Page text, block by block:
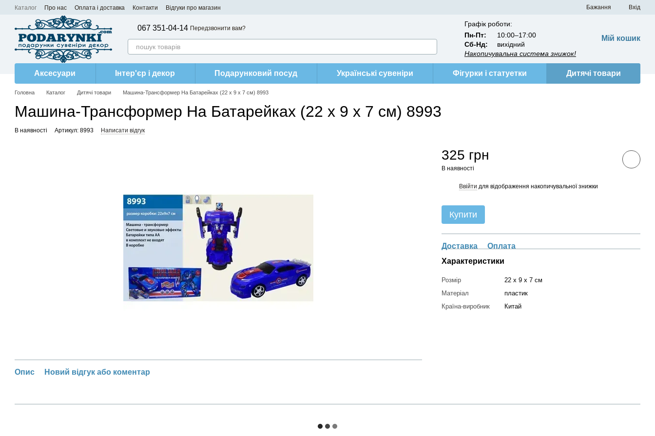
Перейти до основного контенту
Каталог Про нас Оплата і доставка Контакти Відгуки про магазин Бажання Вхід
067 351-04-14 Передзвонити вам?
Графік роботи:
Пн-Пт:
10:00–17:00
Сб-Нд:
вихідний
Накопичувальна система знижок!
Мій кошик
Аксесуари Інтер'єр і декор Подарунковий посуд Українські сувеніри Фігурки і статуетки Дитячі товари
Головна Каталог Дитячі товари Машина-Трансформер На Батарейках (22 x 9 x 7 см) 8993
Машина-Трансформер На Батарейках (22 x 9 x 7 см) 8993
В наявності Артикул: 8993 Написати відгук
Опис Новий відгук або коментар
325 грн
В наявності
Ввійти для відображення накопичувальної знижки
Купити
Доставка
Оплата
Характеристики
Розмір
22 x 9 x 7 см
Матеріал
пластик
Країна-виробник
Китай